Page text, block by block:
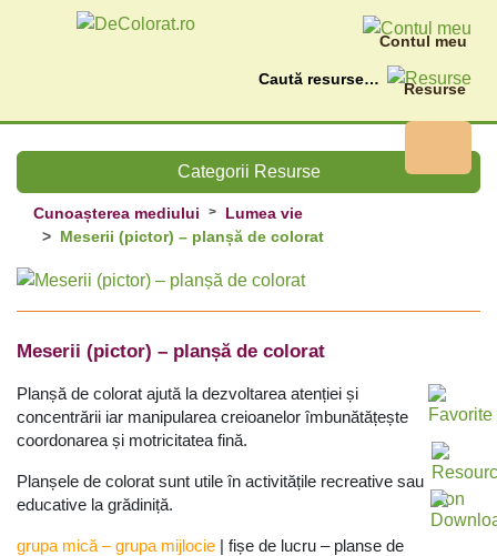
Contul meu
Resurse
Caută
Categorii Resurse
Cunoașterea mediului
Lumea vie
Meserii (pictor) – planșă de colorat
Meserii (pictor) – planșă de colorat
Planșă de colorat ajută la dezvoltarea atenției și
concentrării iar manipularea creioanelor îmbunătățește
coordonarea și motricitatea fină.
Planșele de colorat sunt utile în activitățile recreative sau
educative la grădiniță.
grupa mică –grupa mijlocie | fișe de lucru – planse de